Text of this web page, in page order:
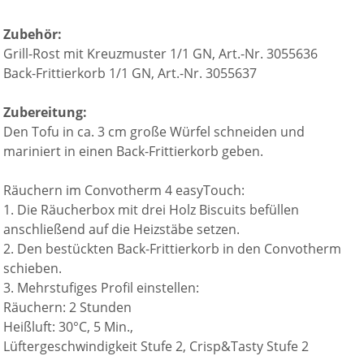
Zubehör:
Grill-Rost mit Kreuzmuster 1/1 GN, Art.-Nr. 3055636
Back-Frittierkorb 1/1 GN, Art.-Nr. 3055637
Zubereitung:
Den Tofu in ca. 3 cm große Würfel schneiden und
mariniert in einen Back-Frittierkorb geben.
Räuchern im Convotherm 4 easyTouch:
1. Die Räucherbox mit drei Holz Biscuits befüllen
anschließend auf die Heizstäbe setzen.
2. Den bestückten Back-Frittierkorb in den Convotherm
schieben.
3. Mehrstufiges Profil einstellen:
Räuchern: 2 Stunden
Heißluft: 30°C, 5 Min.,
Lüftergeschwindigkeit Stufe 2, Crisp&Tasty Stufe 2